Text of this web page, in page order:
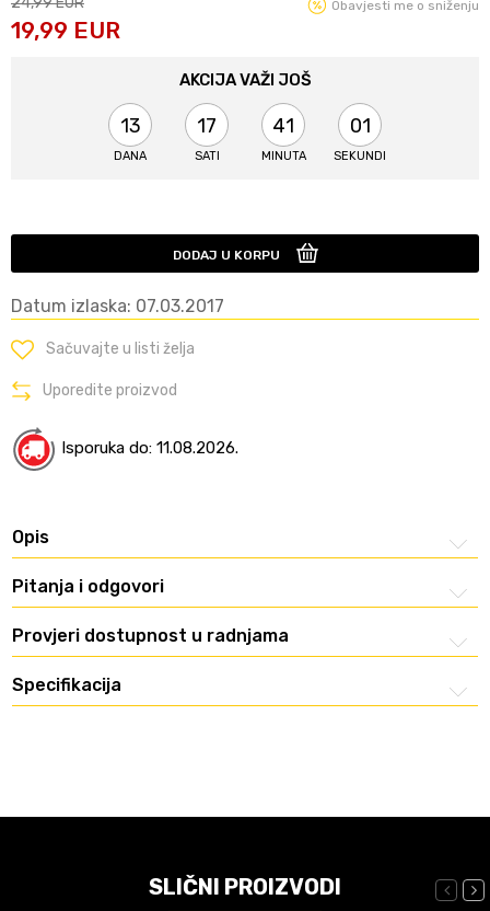
19,99 EUR
Obavjesti me o sniženju
AKCIJA VAŽI JOŠ
13
DANA
17
SATI
41
MINUTA
01
SEKUNDI
DODAJ U KORPU
Datum izlaska: 07.03.2017
Sačuvajte u listi želja
Uporedite proizvod
Isporuka do: 11.08.2026.
Opis
Pitanja i odgovori
Provjeri dostupnost u radnjama
Specifikacija
SLIČNI PROIZVODI